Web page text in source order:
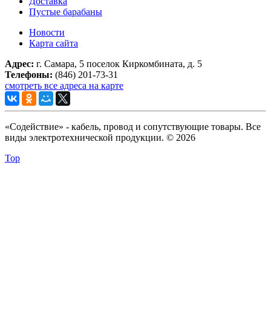
Пустые барабаны
Новости
Карта сайта
Адрес: г. Самара, 5 поселок Киркомбината, д. 5
Телефоны: (846) 201-73-31
смотреть все адреса на карте
«Содействие» - кабель, провод и сопутствующие товары. Все
виды электротехнической продукции. © 2026
Top